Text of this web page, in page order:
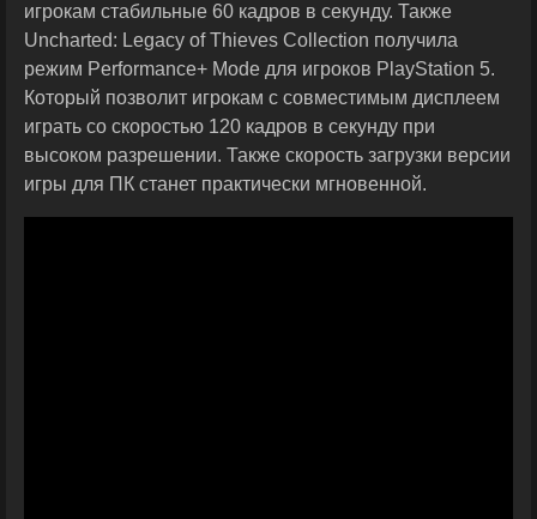
игрокам стабильные 60 кадров в секунду. Также
Uncharted: Legacy of Thieves Collection получила
режим Performance+ Mode для игроков PlayStation 5.
Который позволит игрокам с совместимым дисплеем
играть со скоростью 120 кадров в секунду при
высоком разрешении. Также скорость загрузки версии
игры для ПК станет практически мгновенной.